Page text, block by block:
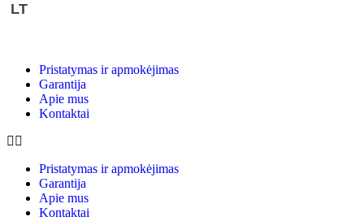
LT
Pristatymas ir apmokėjimas
Garantija
Apie mus
Kontaktai
Pristatymas ir apmokėjimas
Garantija
Apie mus
Kontaktai